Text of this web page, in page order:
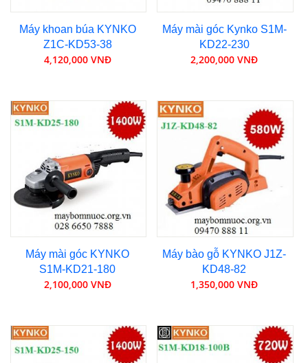
Máy khoan búa KYNKO
Z1C-KD53-38
4,120,000 VNĐ
Máy mài góc Kynko S1M-
KD22-230
2,200,000 VNĐ
Máy mài góc KYNKO
S1M-KD21-180
2,100,000 VNĐ
Máy bào gỗ KYNKO J1Z-
KD48-82
1,350,000 VNĐ